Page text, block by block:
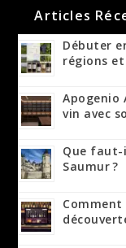
Articles
Débuter
régions
Apogenio
vin avec
Que faut-
Saumur ?